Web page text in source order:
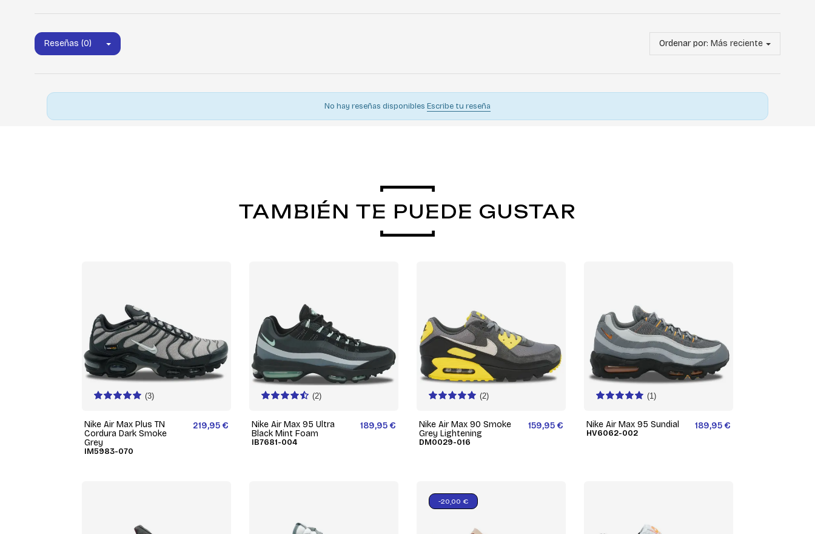
Reseñas (0) Ordenar por: Más reciente
No hay reseñas disponibles Escribe tu reseña
TAMBIÉN TE PUEDE GUSTAR
(3)
Nike Air Max Plus TN
Cordura Dark Smoke
Grey
IM5983-070
219,95 €
(2)
Nike Air Max 95 Ultra
Black Mint Foam
IB7681-004
189,95 €
(2)
Nike Air Max 90 Smoke
Grey Lightening
DM0029-016
159,95 €
(1)
Nike Air Max 95 Sundial
HV6062-002
189,95 €
-20,00 €